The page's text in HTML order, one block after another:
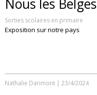
Nous les Belges
Sorties scolaires en primaire
Exposition sur notre pays
Nathalie Darimont | 23/4/2024